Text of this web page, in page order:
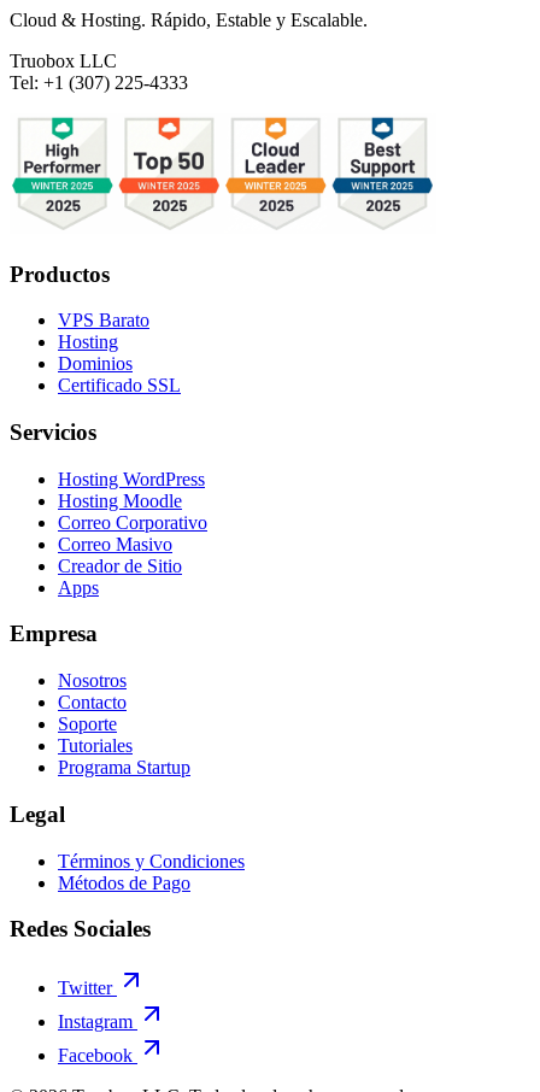
Cloud & Hosting. Rápido, Estable y Escalable.
Truobox LLC
Tel: +1 (307) 225-4333
Productos
VPS Barato
Hosting
Dominios
Certificado SSL
Servicios
Hosting WordPress
Hosting Moodle
Correo Corporativo
Correo Masivo
Creador de Sitio
Apps
Empresa
Nosotros
Contacto
Soporte
Tutoriales
Programa Startup
Legal
Términos y Condiciones
Métodos de Pago
Redes Sociales
Twitter
Instagram
Facebook